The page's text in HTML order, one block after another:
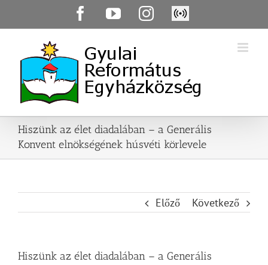
FacebookYouTubeInstagram
Élő
közvetítés
Hiszünk az élet diadalában – a Generális
Konvent elnökségének húsvéti körlevele
Előző Következő
Hiszünk az élet diadalában – a Generális